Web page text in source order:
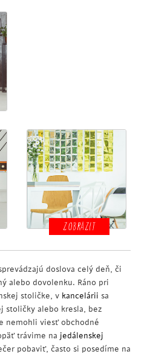
ZOBRAZIT
doslova celý deň, či
alebo dovolenku. Ráno pri
stoličke, v kancelárii sa
stoličky alebo kresla, bez
nemohli viesť obchodné
trávime na jedálenskej
pobaviť, často si posedíme na